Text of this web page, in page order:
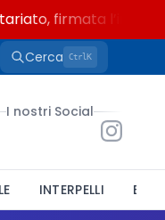
firmata l’intesa
Cerca CtrlK
I nostri Social
INTERPELLI